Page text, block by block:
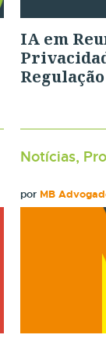
IA em
Regulação
Notícias,
por MB